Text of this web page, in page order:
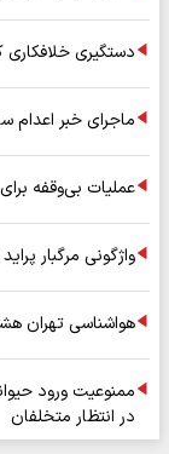
دستگیری
ماجرای خبر
عملیات بی‌وقفه
واژگونی مرگبار
هواشناسی تهران
ممنوعیت ورود
در انتظار متخلفان